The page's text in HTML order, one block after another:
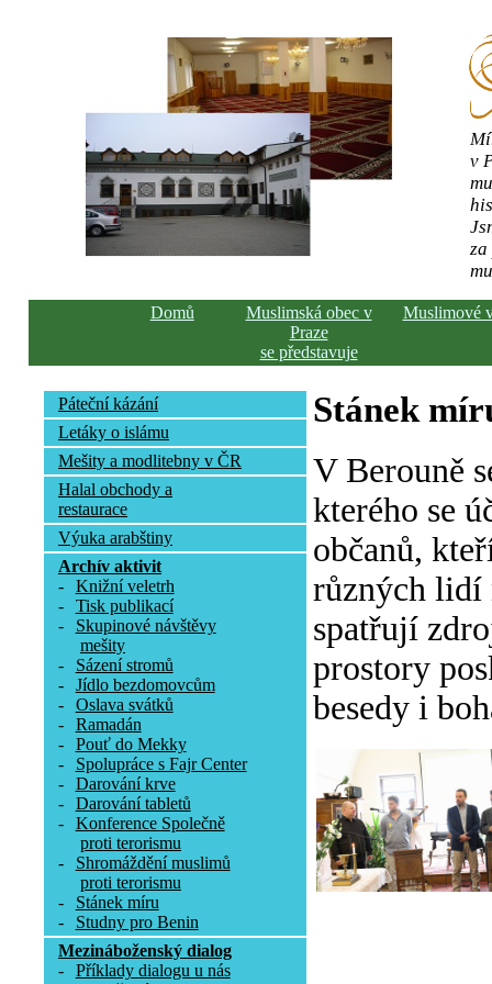
v
Domů
Muslimská obec v
Praze
se představuje
Muslimové
Páteční kázání
Letáky o islámu
Mešity a modlitebny v ČR
Halal obchody a
restaurace
Výuka arabštiny
Archív aktivit
-
Knižní veletrh
-
Tisk publikací
-
Skupinové návštěvy
mešity
-
Sázení stromů
-
Jídlo bezdomovcům
-
Oslava svátků
-
Ramadán
-
Pouť do Mekky
-
Spolupráce s Fajr Center
-
Darování krve
-
Darování tabletů
-
Konference Společně
proti terorismu
-
Shromáždění muslimů
proti terorismu
-
Stánek míru
-
Studny pro Benin
Mezináboženský dialog
-
Příklady dialogu u nás
Stánek
V Berouně
kterého se
občanů,
různých lidí
spatřují
prostory
besedy i